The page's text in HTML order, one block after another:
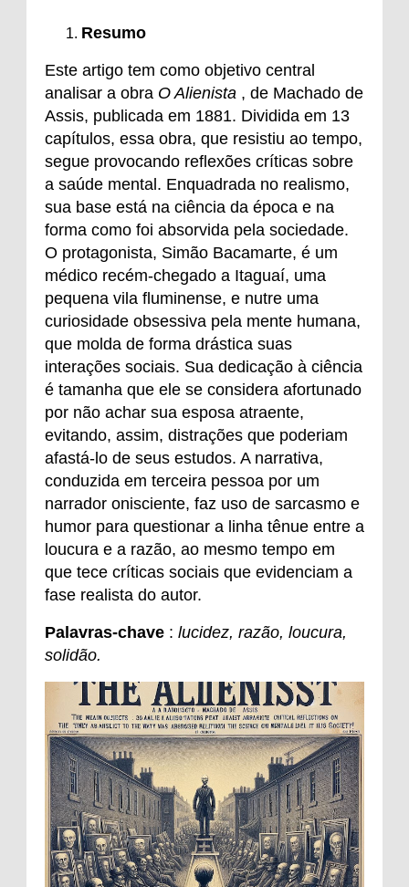
Resumo
Este artigo tem como objetivo central
analisar a obra O Alienista , de Machado de
Assis, publicada em 1881. Dividida em 13
capítulos, essa obra, que resistiu ao tempo,
segue provocando reflexões críticas sobre
a saúde mental. Enquadrada no realismo,
sua base está na ciência da época e na
forma como foi absorvida pela sociedade.
O protagonista, Simão Bacamarte, é um
médico recém-chegado a Itaguaí, uma
pequena vila fluminense, e nutre uma
curiosidade obsessiva pela mente humana,
que molda de forma drástica suas
interações sociais. Sua dedicação à ciência
é tamanha que ele se considera afortunado
por não achar sua esposa atraente,
evitando, assim, distrações que poderiam
afastá-lo de seus estudos. A narrativa,
conduzida em terceira pessoa por um
narrador onisciente, faz uso de sarcasmo e
humor para questionar a linha tênue entre a
loucura e a razão, ao mesmo tempo em
que tece críticas sociais que evidenciam a
fase realista do autor.
Palavras-chave : lucidez, razão, loucura,
solidão.